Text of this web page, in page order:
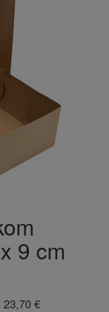
9 cm
23,70 €